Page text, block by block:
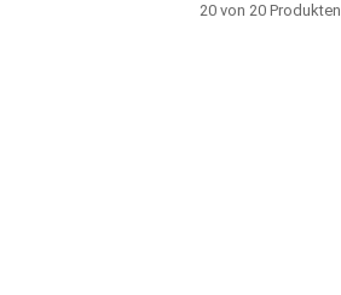
20 von 20 Produkten